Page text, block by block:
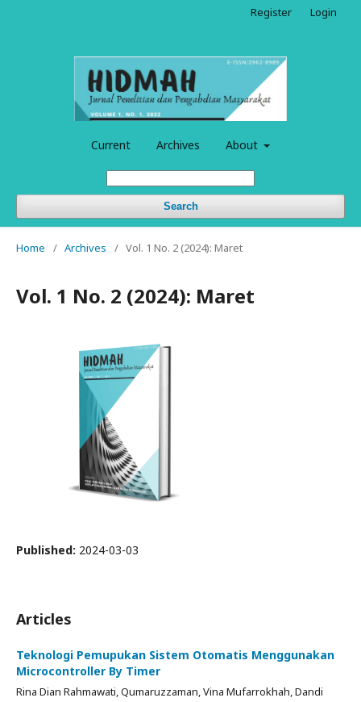
Current Archives About
Search
Register Login
Home / Archives / Vol. 1 No. 2 (2024): Maret
Vol. 1 No. 2 (2024): Maret
Published: 2024-03-03
Articles
Teknologi Pemupukan Sistem Otomatis Menggunakan
Microcontroller By Timer
Rina Dian Rahmawati, Qumaruzzaman, Vina Mufarrokhah, Dandi